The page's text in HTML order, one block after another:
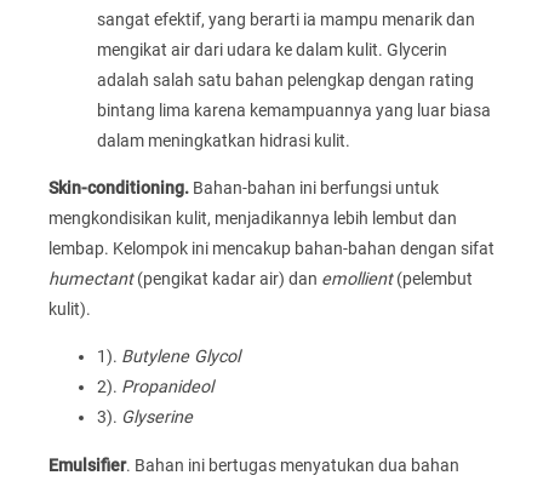
sangat efektif, yang berarti ia mampu menarik dan
mengikat air dari udara ke dalam kulit. Glycerin
adalah salah satu bahan pelengkap dengan rating
bintang lima karena kemampuannya yang luar biasa
dalam meningkatkan hidrasi kulit.
Skin-conditioning. Bahan-bahan ini berfungsi untuk
mengkondisikan kulit, menjadikannya lebih lembut dan
lembap. Kelompok ini mencakup bahan-bahan dengan sifat
humectant(pengikat kadar air) dan emollient(pelembut
kulit).
1). Butylene Glycol
2). Propanideol
3). Glyserine
Emulsifier. Bahan ini bertugas menyatukan dua bahan